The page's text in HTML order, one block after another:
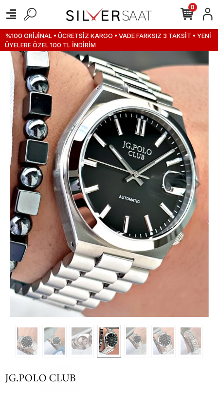
%100 ORİJİNAL • ÜCRETSİZ KARGO • VADE FARKSIZ 3 TAKSİT • YENİ
ÜYELERE ÖZEL 100 TL İNDİRİM
0